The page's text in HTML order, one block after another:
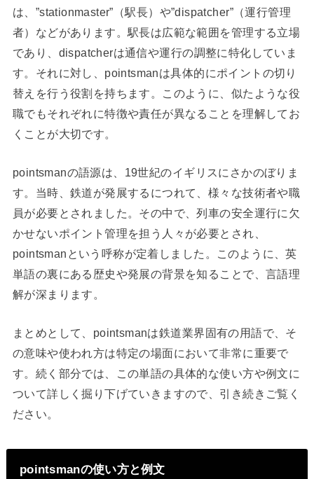
は、”stationmaster”（駅長）や”dispatcher”（運行管理
者）などがあります。駅長は広範な範囲を管理する立場
であり、dispatcherは通信や運行の調整に特化していま
す。それに対し、pointsmanは具体的にポイントの切り
替えを行う役割を持ちます。このように、似たような役
職でもそれぞれに特徴や責任が異なることを理解してお
くことが大切です。
pointsmanの語源は、19世紀のイギリスにさかのぼりま
す。当時、鉄道が発展するにつれて、様々な技術者や職
員が必要とされました。その中で、列車の安全運行に欠
かせないポイント管理を担う人々が必要とされ、
pointsmanという呼称が定着しました。このように、英
単語の裏にある歴史や発展の背景を知ることで、言語理
解が深まります。
まとめとして、pointsmanは鉄道業界固有の用語で、そ
の意味や使われ方は特定の場面において非常に重要で
す。続く部分では、この単語の具体的な使い方や例文に
ついて詳しく掘り下げていきますので、引き続きご覧く
ださい。
pointsmanの使い方と例文